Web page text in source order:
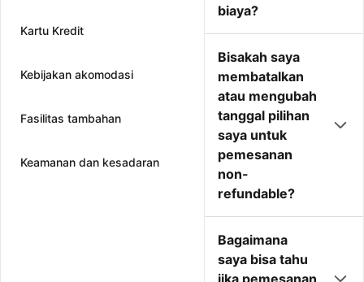
Kartu Kredit
Kebijakan akomodasi
Fasilitas tambahan
Keamanan dan kesadaran
biaya?
Bisakah saya
membatalkan
atau mengubah
tanggal pilihan
saya untuk
pemesanan
non-
refundable?
Bagaimana
saya bisa tahu
jika pemesanan